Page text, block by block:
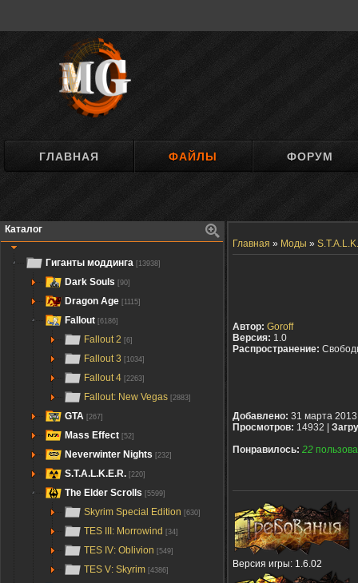
ГЛАВНАЯ ФАЙЛЫ ФОРУМ
Каталог
Гиганты моддинга [13938]
Dark Souls [90]
Dragon Age [1115]
Fallout [6186]
Fallout 2 [6]
Fallout 3 [1034]
Fallout 4 [2263]
Fallout: New Vegas [2883]
GTA [267]
Mass Effect [52]
Neverwinter Nights [232]
S.T.A.L.K.E.R. [220]
The Elder Scrolls [5599]
Skyrim Special Edition [630]
TES III: Morrowind [34]
TES IV: Oblivion [549]
TES V: Skyrim [4386]
Главная » Моды »
Автор: Goroff
Версия: 1.0
Распространение:
Добавлено: 31 марта 2013
Просмотров: 14932 |
Понравилось: 22
Версия игры: 1.6.02